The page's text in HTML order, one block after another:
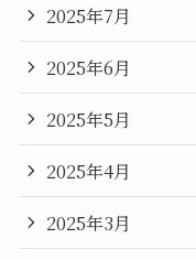
2025年7月
2025年6月
2025年5月
2025年4月
2025年3月